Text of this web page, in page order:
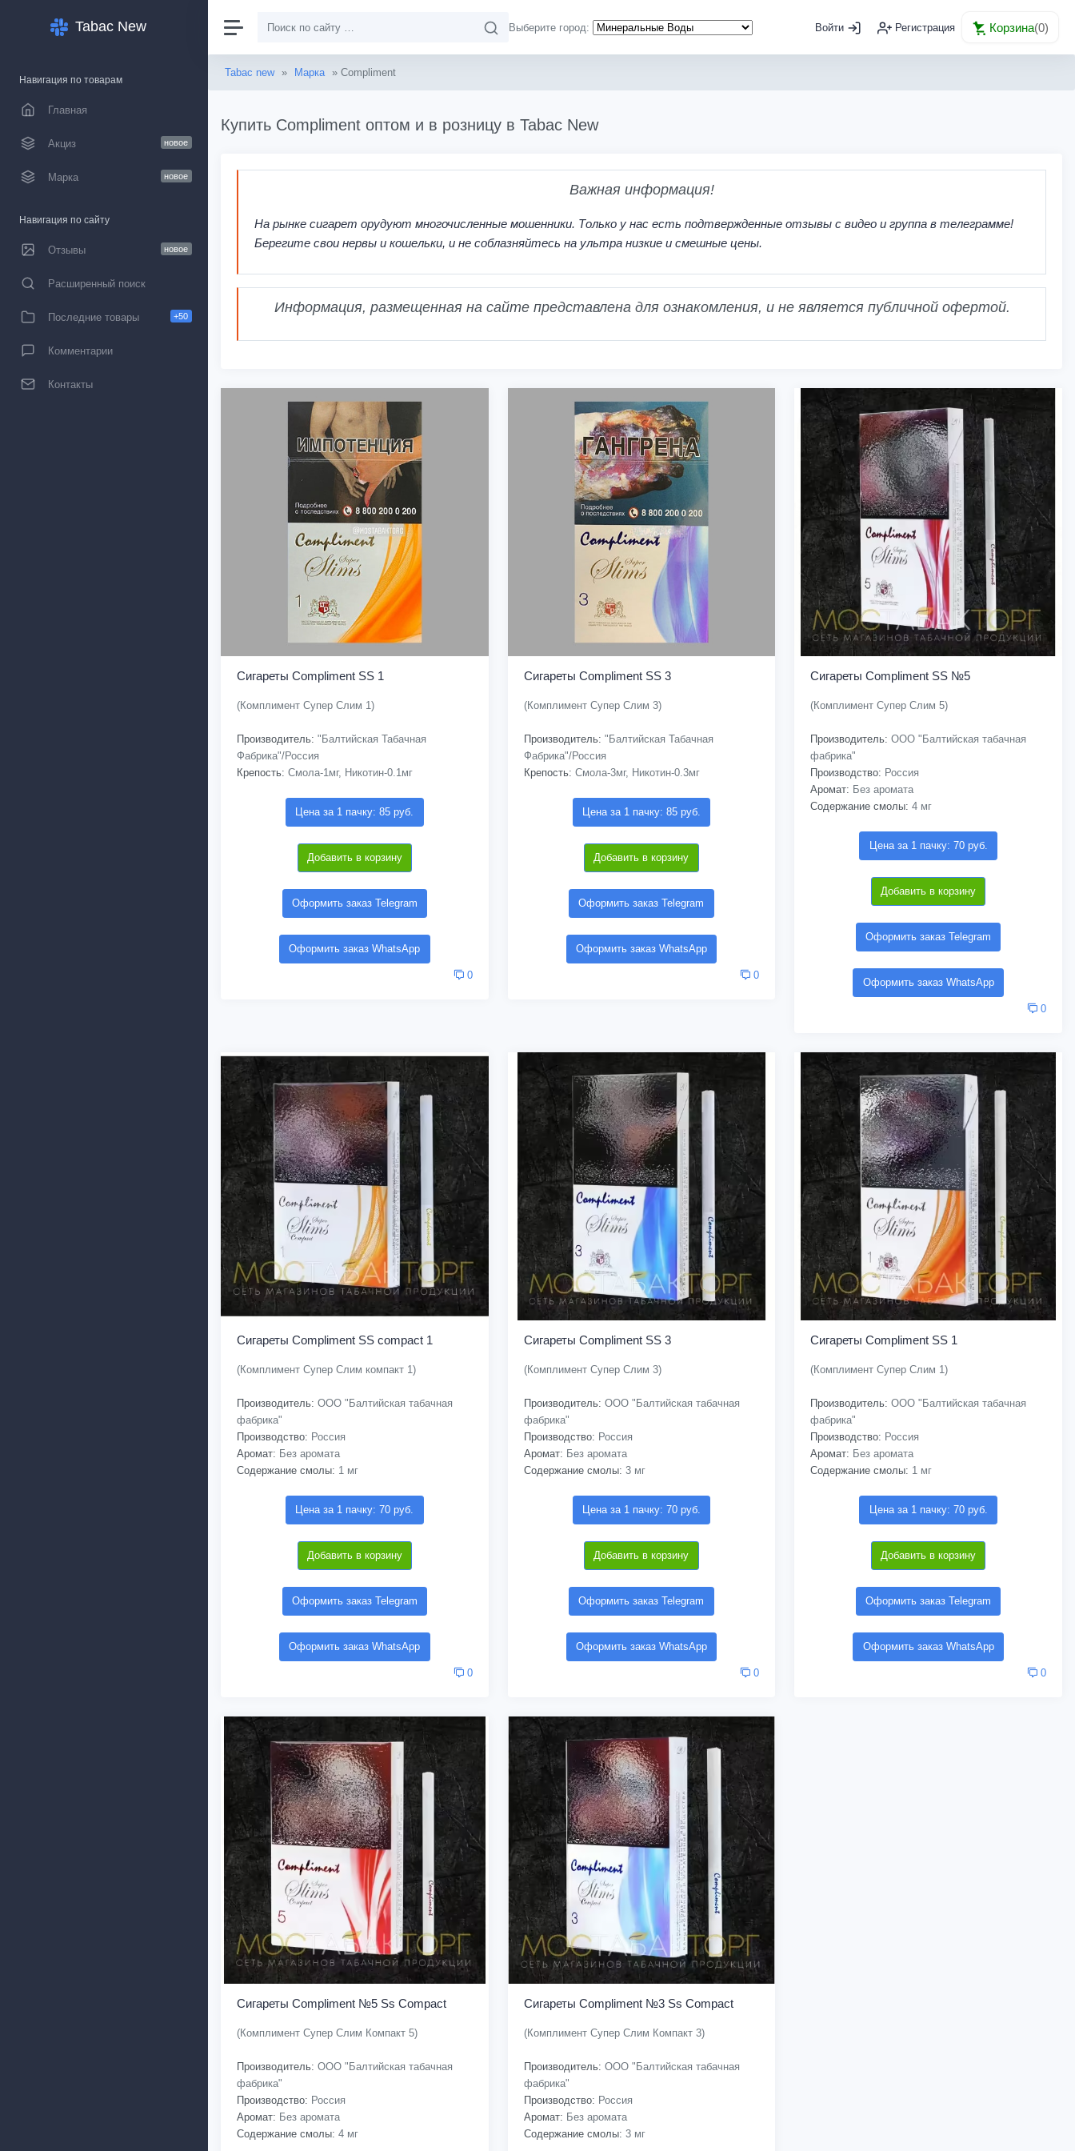
Tabac New
Навигация по товарам
Главная
Акциз новое
Марка новое
Навигация по сайту
Отзывы новое
Расширенный поиск
Последние товары +50
Комментарии
Контакты
Выберите город: Войти Регистрация Корзина(0)
Tabac new » Марка » Compliment
Купить Compliment оптом и в розницу в Tabac New
Важная информация!
На рынке сигарет орудуют многочисленные мошенники. Только у нас есть подтвержденные отзывы с видео и группа в телеграмме!
Берегите свои нервы и кошельки, и не соблазняйтесь на ультра низкие и смешные цены.
Информация, размещенная на сайте представлена для ознакомления, и не является публичной офертой.
Сигареты Compliment SS 1
(Комплимент Супер Слим 1)
Производитель: "Балтийская Табачная
Фабрика"/Россия
Крепость: Смола-1мг, Никотин-0.1мг
Цена за 1 пачку: 85 руб.
Добавить в корзину
Оформить заказ Telegram
Оформить заказ WhatsApp
0
Сигареты Compliment SS 3
(Комплимент Супер Слим 3)
Производитель: "Балтийская Табачная
Фабрика"/Россия
Крепость: Смола-3мг, Никотин-0.3мг
Цена за 1 пачку: 85 руб.
Добавить в корзину
Оформить заказ Telegram
Оформить заказ WhatsApp
0
Сигареты Compliment SS №5
(Комплимент Супер Слим 5)
Производитель: ООО "Балтийская табачная
фабрика"
Производство: Россия
Аромат: Без аромата
Содержание смолы: 4 мг
Цена за 1 пачку: 70 руб.
Добавить в корзину
Оформить заказ Telegram
Оформить заказ WhatsApp
0
Сигареты Compliment SS compact 1
(Комплимент Супер Слим компакт 1)
Производитель: ООО "Балтийская табачная
фабрика"
Производство: Россия
Аромат: Без аромата
Содержание смолы: 1 мг
Цена за 1 пачку: 70 руб.
Добавить в корзину
Оформить заказ Telegram
Оформить заказ WhatsApp
0
Сигареты Compliment SS 3
(Комплимент Супер Слим 3)
Производитель: ООО "Балтийская табачная
фабрика"
Производство: Россия
Аромат: Без аромата
Содержание смолы: 3 мг
Цена за 1 пачку: 70 руб.
Добавить в корзину
Оформить заказ Telegram
Оформить заказ WhatsApp
0
Сигареты Compliment SS 1
(Комплимент Супер Слим 1)
Производитель: ООО "Балтийская табачная
фабрика"
Производство: Россия
Аромат: Без аромата
Содержание смолы: 1 мг
Цена за 1 пачку: 70 руб.
Добавить в корзину
Оформить заказ Telegram
Оформить заказ WhatsApp
0
Сигареты Compliment №5 Ss Compact
(Комплимент Супер Слим Компакт 5)
Производитель: ООО "Балтийская табачная
фабрика"
Производство: Россия
Аромат: Без аромата
Содержание смолы: 4 мг
Сигареты Compliment №3 Ss Compact
(Комплимент Супер Слим Компакт 3)
Производитель: ООО "Балтийская табачная
фабрика"
Производство: Россия
Аромат: Без аромата
Содержание смолы: 3 мг